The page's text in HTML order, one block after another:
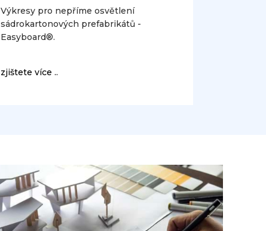
Výkresy pro nepříme osvětlení
sádrokartonových prefabrikátů -
Easyboard®.
zjištete více ..